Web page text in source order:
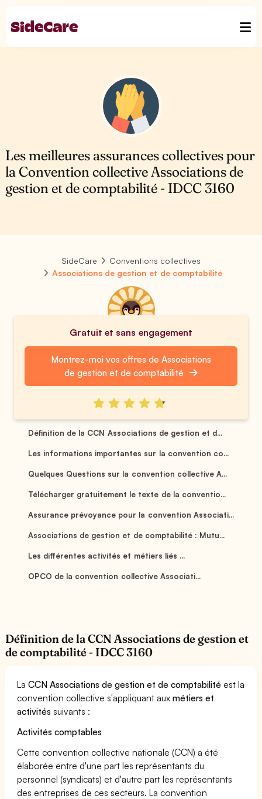
Les meilleures assurances collectives pour
la Convention collective Associations de
gestion et de comptabilité - IDCC 3160
SideCare
Conventions collectives
Associations de gestion et de comptabilité
Gratuit et sans engagement
Montrez-moi vos offres de Associations
de gestion et de comptabilité
Définition de la CCN Associations de gestion et d...
Les informations importantes sur la convention co...
Quelques Questions sur la convention collective A...
Télécharger gratuitement le texte de la conventio...
Assurance prévoyance pour la convention Associati...
Associations de gestion et de comptabilité : Mutu...
Les différentes activités et métiers liés ...
OPCO de la convention collective Associati...
Définition de la CCN Associations de gestion et
de comptabilité - IDCC 3160
LaCCN Associations de gestion et de comptabilité est la
convention collective s'appliquant auxmétiers et
activités suivants :
Activités comptables
Cette convention collective nationale (CCN) a été
élaborée entre d'une part les représentants du
personnel (syndicats) et d'autre part les représentants
des entreprises de ces secteurs. La convention